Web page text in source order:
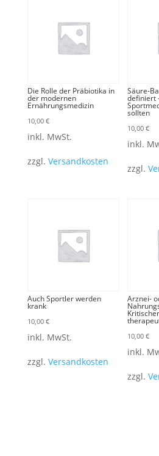
Die Rolle der Präbiotika in
der modernen
Ernährungsmedizin
10,00 €
inkl. MwSt.
zzgl. Versandkosten
Säure-
definiert
sollten
10,00 €
inkl.
zzgl.
Auch Sportler werden
krank
10,00 €
inkl. MwSt.
zzgl. Versandkosten
Arznei-
10,00 €
inkl.
zzgl.